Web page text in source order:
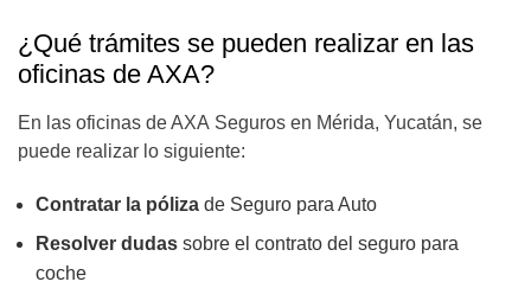
¿Qué trámites se pueden realizar en las
oficinas de AXA?
En las oficinas de AXA Seguros en Mérida, Yucatán, se
puede realizar lo siguiente:
Contratar la póliza de Seguro para Auto
Resolver dudas sobre el contrato del seguro para
coche